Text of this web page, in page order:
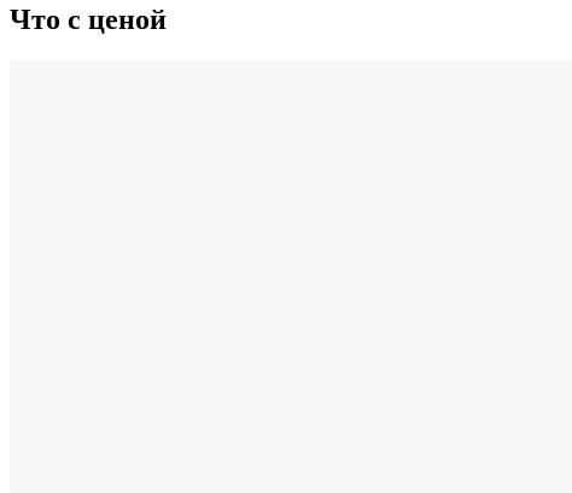
Что с ценой